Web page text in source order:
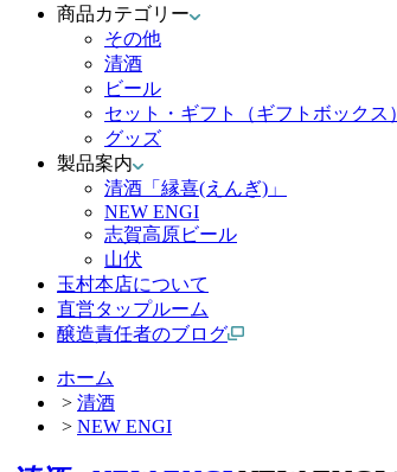
商品カテゴリー
その他
清酒
ビール
セット・ギフト（ギフトボックス）
グッズ
製品案内
清酒「縁喜(えんぎ)」
NEW ENGI
志賀高原ビール
山伏
玉村本店について
直営タップルーム
醸造責任者のブログ
ホーム
> 清酒
> NEW ENGI